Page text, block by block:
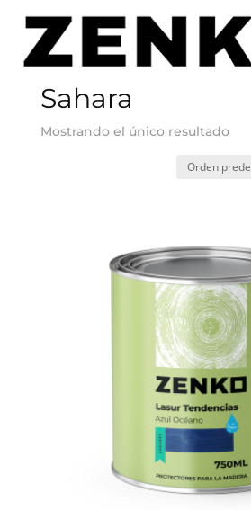
Inicio / Color del producto /
Sahara
Mostrando el único resultado